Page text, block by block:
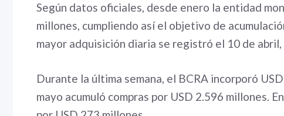
Según datos oficiales, desde enero la entidad
millones, cumpliendo así el objetivo de
mayor adquisición diaria se registró el 10 de
Durante la última semana, el BCRA incorporó
mayo acumuló compras por USD 2.596 millones.